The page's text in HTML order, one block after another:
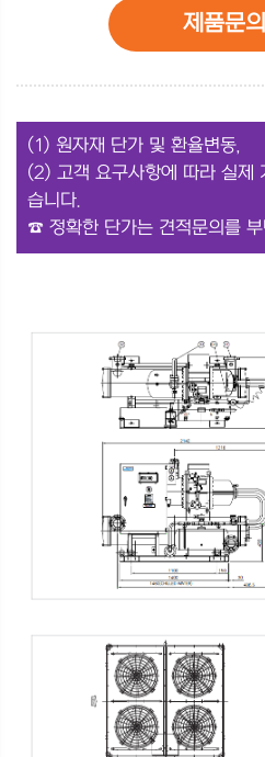
제품문
(1) 원자재 단가 및 환율변동,
(2) 고객 요구사항에 따라 실제
습니다.
☎ 정확한 단가는 견적문의를 부